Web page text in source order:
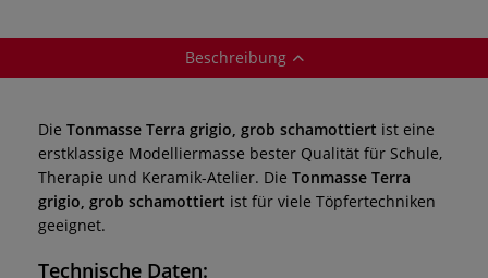
Beschreibung
Die Tonmasse Terra grigio, grob schamottiert ist eine
erstklassige Modelliermasse bester Qualität für Schule,
Therapie und Keramik-Atelier. Die Tonmasse Terra
grigio, grob schamottiert ist für viele Töpfertechniken
geeignet.
Technische Daten: